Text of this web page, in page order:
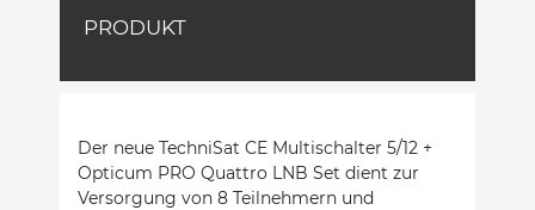
PRODUKT
Der neue TechniSat CE Multischalter 5/12 +
Opticum PRO Quattro LNB Set dient zur
Versorgung von 8 Teilnehmern und